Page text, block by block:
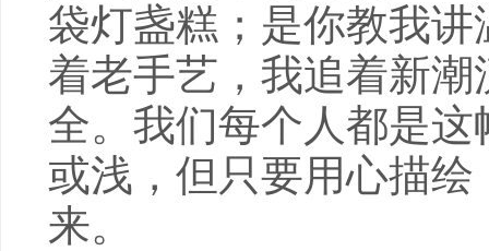
袋灯盏糕；是你教我
着老手艺，我追着新
全。我们每个人都是
或浅，但只要用心描
来。